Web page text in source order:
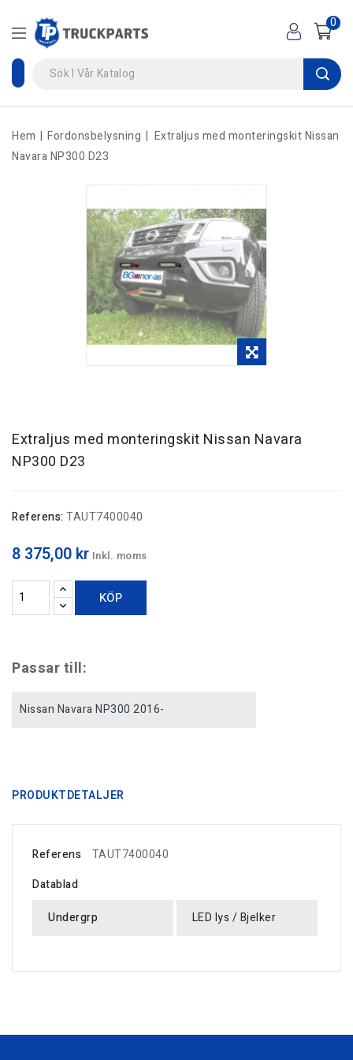
0
Hem Fordonsbelysning
Extraljus med monteringskit Nissan
Navara NP300 D23
Extraljus med monteringskit Nissan Navara
NP300 D23
Referens: TAUT7400040
8 375,00 kr Inkl. moms
KÖP
Passar till:
Nissan Navara NP300 2016-
PRODUKTDETALJER
Referens
TAUT7400040
Datablad
Undergrp
LED lys / Bjelker